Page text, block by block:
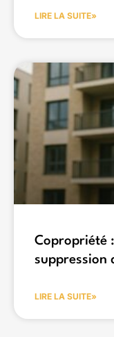
LIRE LA SUITE»
Copropriété
suppression
LIRE LA SUITE»